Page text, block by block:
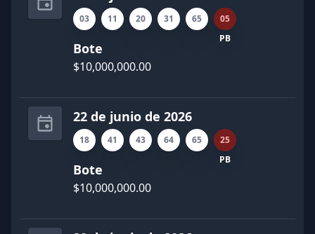
03 11 20 31
65
PB
05
Bote
$10,000,000.00
22 de junio de 2026
18 41 43 64
65
PB
25
Bote
$10,000,000.00